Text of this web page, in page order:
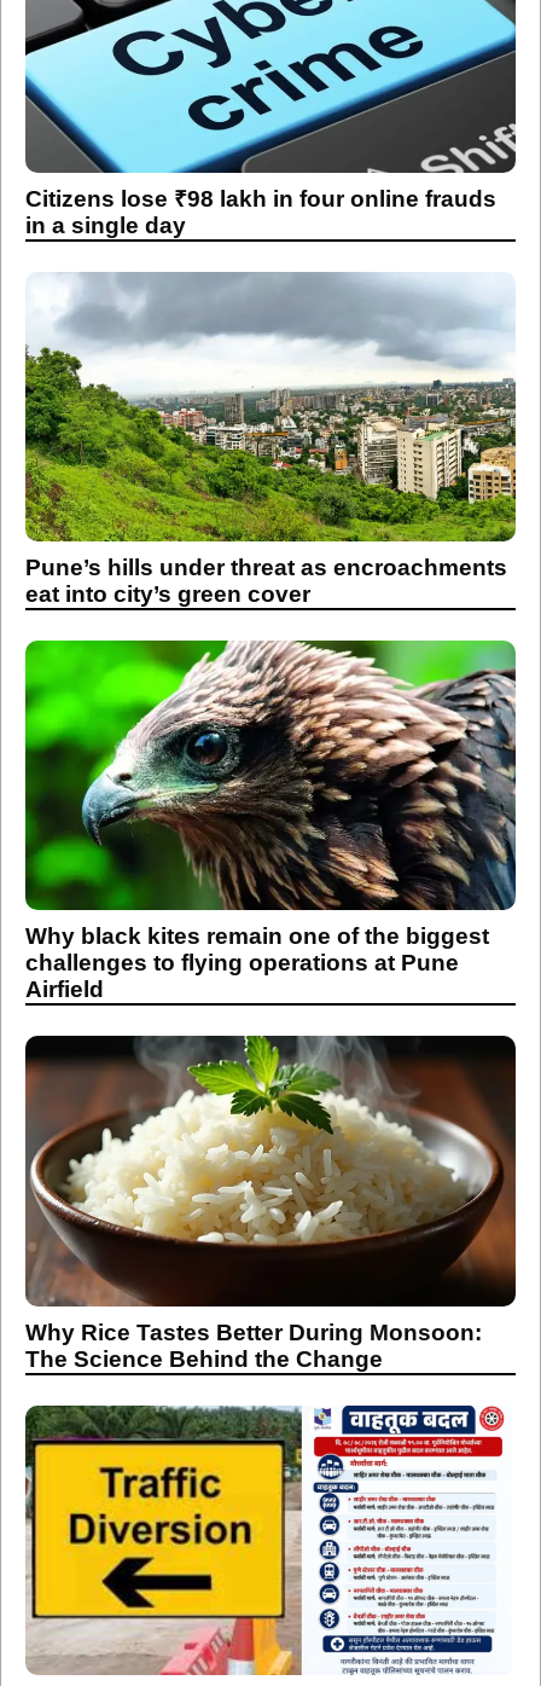
Citizens lose ₹98 lakh in four online frauds
in a single day
Pune’s hills under threat as encroachments
eat into city’s green cover
Why black kites remain one of the biggest
challenges to flying operations at Pune
Airfield
Why Rice Tastes Better During Monsoon:
The Science Behind the Change